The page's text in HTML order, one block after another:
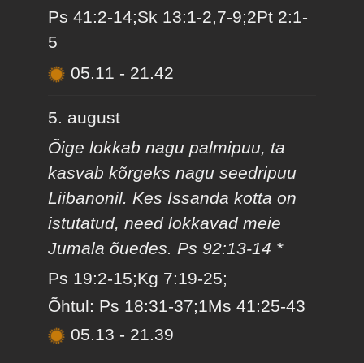
Ps 41:2-14;Sk 13:1-2,7-9;2Pt 2:1-
5
05.11 - 21.42
5. august
Õige lokkab nagu palmipuu, ta
kasvab kõrgeks nagu seedripuu
Liibanonil. Kes Issanda kotta on
istutatud, need lokkavad meie
Jumala õuedes. Ps 92:13-14 *
Ps 19:2-15;Kg 7:19-25;
Õhtul: Ps 18:31-37;1Ms 41:25-43
05.13 - 21.39